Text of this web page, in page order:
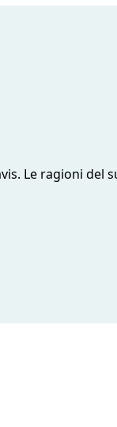
Le ragioni del